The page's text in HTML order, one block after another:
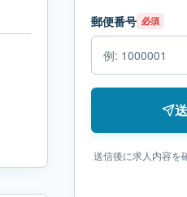
郵便番号 必須
送信後に求人内容を